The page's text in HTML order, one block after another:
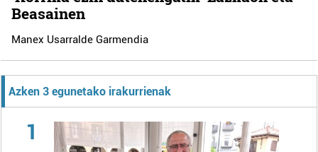
Beasainen
Manex Usarralde Garmendia
Azken 3 egunetako irakurrienak
1